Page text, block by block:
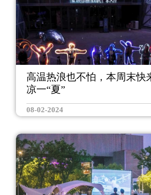
高温热浪也不怕，本周末快
凉一“夏”
08-02-2024